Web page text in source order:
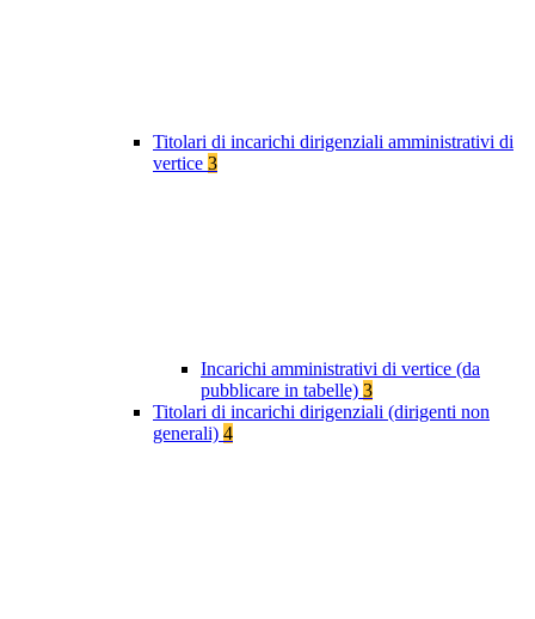
Titolari di incarichi dirigenziali amministrativi di
vertice 3
Incarichi amministrativi di vertice (da
pubblicare in tabelle) 3
Titolari di incarichi dirigenziali (dirigenti non
generali) 4